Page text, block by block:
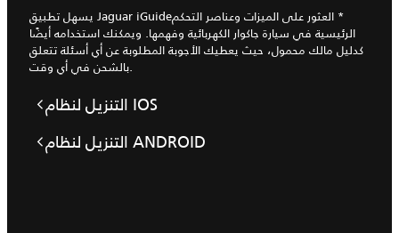
يسهل تطبيق Jaguar iGuide‏* العثور على الميزات وعناصر التحكم
الرئيسية في سيارة جاكوار الكهربائية وفهمها. ويمكنك استخدامه أيضًا
كدليل مالك محمول، حيث يعطيك الأجوبة المطلوبة عن أي أسئلة تتعلق
بالشحن في أي وقت.
التنزيل لنظام IOS
التنزيل لنظام ANDROID